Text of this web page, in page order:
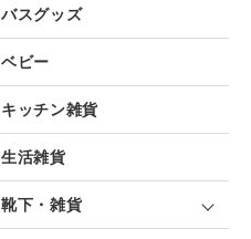
バスグッズ
ベビー
キッチン雑貨
生活雑貨
靴下・雑貨